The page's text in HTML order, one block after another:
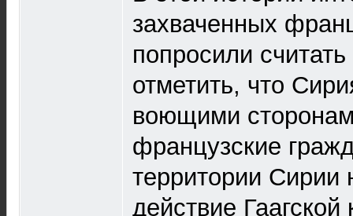
захваченных
попросили
отметить, что
воющими
французские
территории Сирии
действие